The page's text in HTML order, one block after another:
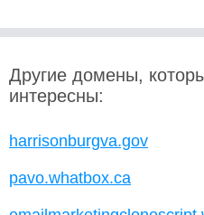
Другие домены,
интересны:
harrisonburgva.gov
pavo.whatbox.ca